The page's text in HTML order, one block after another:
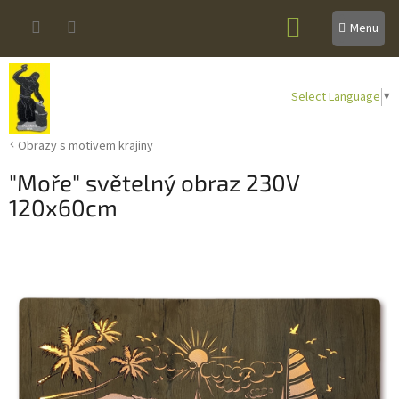
Select Language ▼
NÁKUPNÍ
KOŠÍK
Obrazy s motivem krajiny
"Moře" světelný obraz 230V
120x60cm